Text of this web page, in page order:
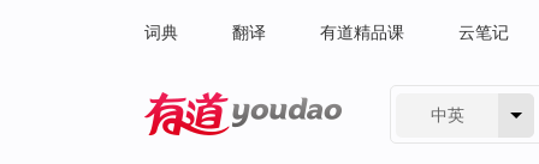
词典 翻译 有道精品课 云笔记
中英